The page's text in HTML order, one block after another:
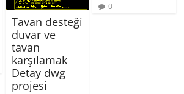
Tavan desteği
duvar ve
tavan
karşılamak
Detay dwg
projesi
0